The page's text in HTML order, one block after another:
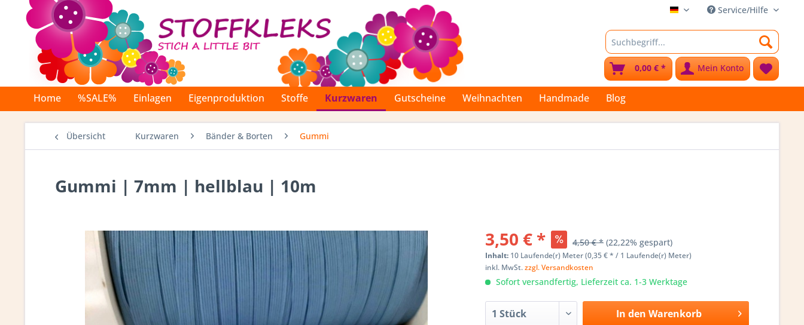
Stoffkleks Service/Hilfe
Mein Konto
0,00 € *
Home %SALE% Einlagen Eigenproduktion Stoffe Kurzwaren Gutscheine Weihnachten Handmade Blog
Übersicht Kurzwaren Bänder & Borten Gummi
Gummi | 7mm | hellblau | 10m
3,50 € * 4,50 € * (22,22% gespart)
Inhalt: 10 Laufende(r) Meter (0,35 € * / 1 Laufende(r) Meter)
inkl. MwSt.zzgl. Versandkosten
Sofort versandfertig, Lieferzeit ca. 1-3 Werktage
In den Warenkorb